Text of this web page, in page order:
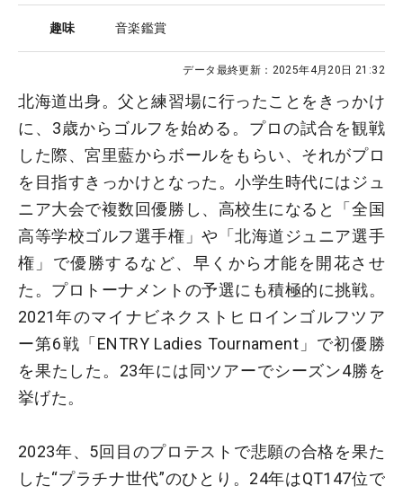
趣味 音楽鑑賞
データ最終更新： 2025年4月20日 21:32
北海道出身。父と練習場に行ったことをきっかけ
に、3歳からゴルフを始める。プロの試合を観戦
した際、宮里藍からボールをもらい、それがプロ
を目指すきっかけとなった。小学生時代にはジュ
ニア大会で複数回優勝し、高校生になると「全国
高等学校ゴルフ選手権」や「北海道ジュニア選手
権」で優勝するなど、早くから才能を開花させ
た。プロトーナメントの予選にも積極的に挑戦。
2021年のマイナビネクストヒロインゴルフツア
ー第6戦「ENTRY Ladies Tournament」で初優勝
を果たした。23年には同ツアーでシーズン4勝を
挙げた。
2023年、5回目のプロテストで悲願の合格を果た
した“プラチナ世代”のひとり。24年はQT147位で